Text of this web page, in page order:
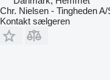
Chr. Nielsen - Tingheden A/
Kontakt sælgeren